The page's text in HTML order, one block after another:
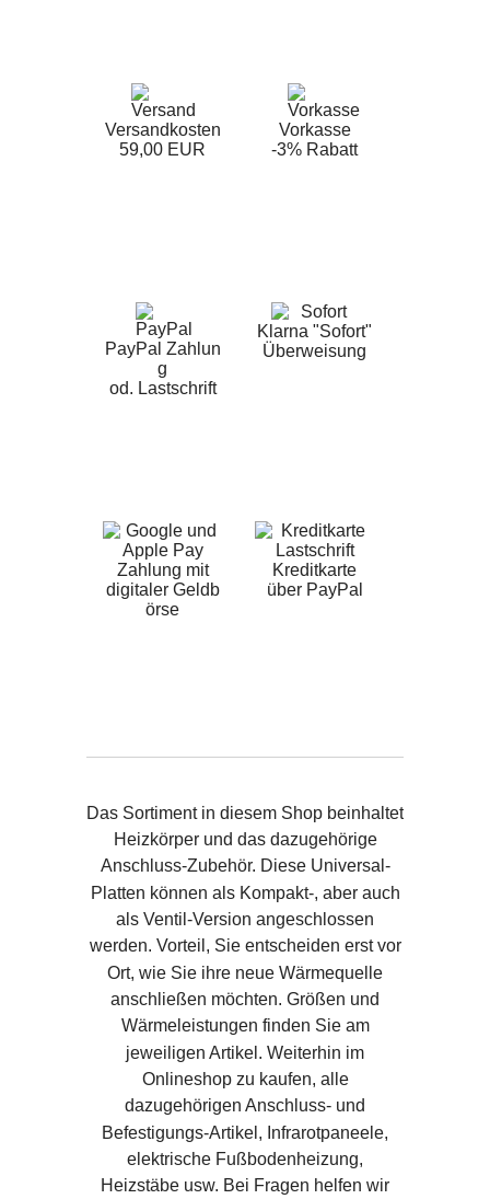
Versandkosten
59,00 EUR
Vorkasse
-3% Rabatt
PayPal Zahlun
g
od. Lastschrift
Klarna "Sofort"
Überweisung
Zahlung mit
digitaler Geldb
örse
Kreditkarte
über PayPal
Das Sortiment in diesem Shop beinhaltet
Heizkörper und das dazugehörige
Anschluss-Zubehör. Diese Universal-
Platten können als Kompakt-, aber auch
als Ventil-Version angeschlossen
werden. Vorteil, Sie entscheiden erst vor
Ort, wie Sie ihre neue Wärmequelle
anschließen möchten. Größen und
Wärmeleistungen finden Sie am
jeweiligen Artikel. Weiterhin im
Onlineshop zu kaufen, alle
dazugehörigen Anschluss- und
Befestigungs-Artikel, Infrarotpaneele,
elektrische Fußbodenheizung,
Heizstäbe usw. Bei Fragen helfen wir